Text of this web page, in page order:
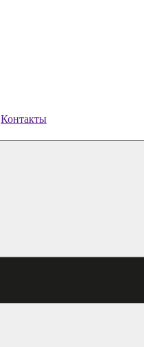
Контакты